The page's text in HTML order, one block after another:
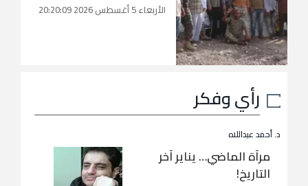
الأربعاء 5 أغسطس 2026 20:20:09
رأي وفكر
د. أحمد عبداللاه
مرآة الماضي… يناير آخر
التاريخ!